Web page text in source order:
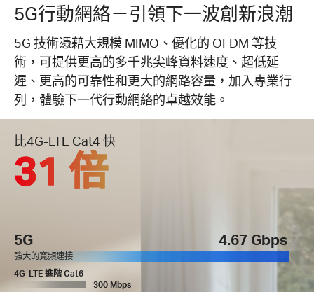
5G行動網絡－引領下一波創新浪潮
5G 技術憑藉大規模 MIMO、優化的 OFDM 等技
術，可提供更高的多千兆尖峰資料速度、超低延
遲、更高的可靠性和更大的網路容量，加入專業行
列，體驗下一代行動網絡的卓越效能。
比4G-LTE Cat4 快
31 倍
5G
強大的寬頻連接
4.67 Gbps
4G-LTE 進階 Cat6
300 Mbps